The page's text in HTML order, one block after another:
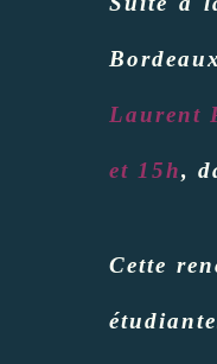
Laurent
et 15h,
Cette